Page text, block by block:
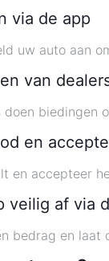
via de app
uw auto aan
van
biedingen
en
en accepteer
veilig af via
bedrag en